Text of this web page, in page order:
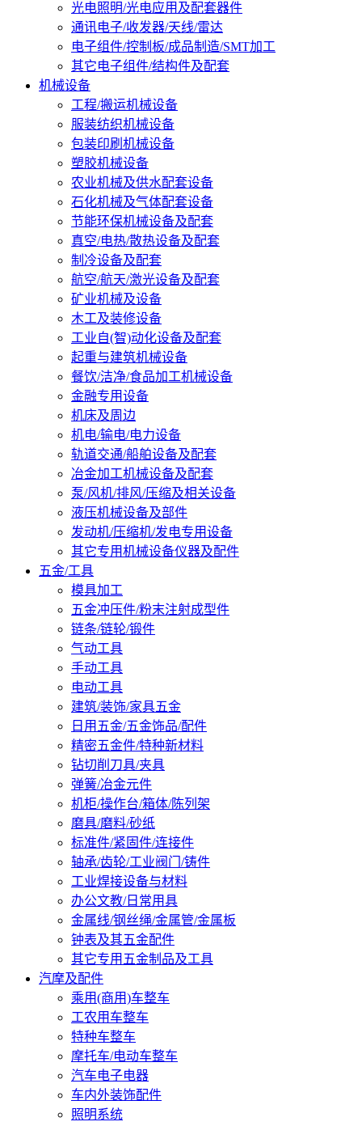
光电照明/光电应用及配套器件
通讯电子/收发器/天线/雷达
电子组件/控制板/成品制造/SMT加工
其它电子组件/结构件及配套
机械设备
工程/搬运机械设备
服装纺织机械设备
包装印刷机械设备
塑胶机械设备
农业机械及供水配套设备
石化机械及气体配套设备
节能环保机械设备及配套
真空/电热/散热设备及配套
制冷设备及配套
航空/航天/激光设备及配套
矿业机械及设备
木工及装修设备
工业自(智)动化设备及配套
起重与建筑机械设备
餐饮/洁净/食品加工机械设备
金融专用设备
机床及周边
机电/输电/电力设备
轨道交通/船舶设备及配套
冶金加工机械设备及配套
泵/风机/排风/压缩及相关设备
液压机械设备及部件
发动机/压缩机/发电专用设备
其它专用机械设备仪器及配件
五金/工具
模具加工
五金冲压件/粉末注射成型件
链条/链轮/锻件
气动工具
手动工具
电动工具
建筑/装饰/家具五金
日用五金/五金饰品/配件
精密五金件/特种新材料
钻切削刀具/夹具
弹簧/冶金元件
机柜/操作台/箱体/陈列架
磨具/磨料/砂纸
标准件/紧固件/连接件
轴承/齿轮/工业阀门/铸件
工业焊接设备与材料
办公文教/日常用具
金属线/钢丝绳/金属管/金属板
钟表及其五金配件
其它专用五金制品及工具
汽摩及配件
乘用(商用)车整车
工农用车整车
特种车整车
摩托车/电动车整车
汽车电子电器
车内外装饰配件
照明系统